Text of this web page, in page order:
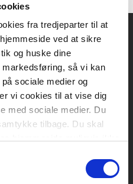
fra tredjeparter til at
ved at sikre
og huske dine
så vi kan
sociale medier og
vi cookies til at vise dig
med sociale medier. Du
tilbage. Du skal